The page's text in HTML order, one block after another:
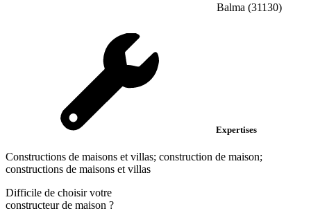
Balma (31130)
Expertises
Constructions de maisons et villas; construction de maison;
constructions de maisons et villas
Difficile de choisir votre
constructeur de maison ?